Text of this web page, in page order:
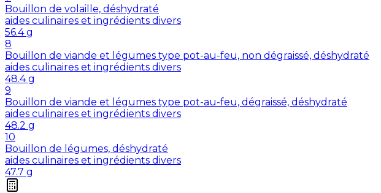
Bouillon de volaille, déshydraté
aides culinaires et ingrédients divers
56.4 g
8
Bouillon de viande et légumes type pot-au-feu, non dégraissé, déshydraté
aides culinaires et ingrédients divers
48.4 g
9
Bouillon de viande et légumes type pot-au-feu, dégraissé, déshydraté
aides culinaires et ingrédients divers
48.2 g
10
Bouillon de légumes, déshydraté
aides culinaires et ingrédients divers
47.7 g